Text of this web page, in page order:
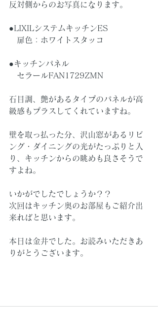
反対側からのお写真になります。
●LIXILシステムキッチンES
扉色：ホワイトスタッコ
●キッチンパネル
セラールFAN1729ZMN
石目調、艶があるタイプのパネルが高
級感もプラスしてくれていますね。
壁を取っ払った分、沢山窓があるリビ
ング・ダイニングの光がたっぷりと入
り、キッチンからの眺めも良さそうで
すよね。
いかがでしたでしょうか？？
次回はキッチン奥のお部屋もご紹介出
来ればと思います。
本日は金井でした。お読みいただきあ
りがとうございます。